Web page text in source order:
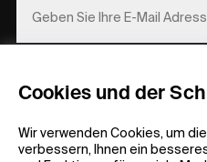
Cookies und der
Wir verwenden Cookies, um
verbessern, Ihnen ein
REGISTRIEREN